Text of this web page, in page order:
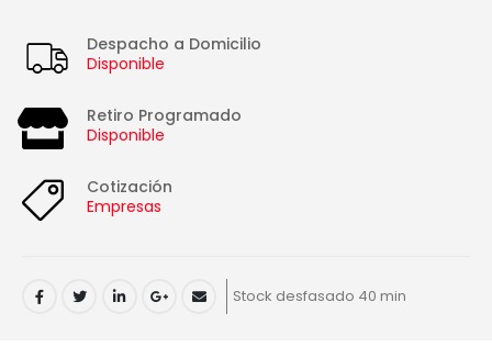
Despacho a Domicilio
Disponible
Retiro Programado
Disponible
Cotización
Empresas
Stock desfasado 40 min